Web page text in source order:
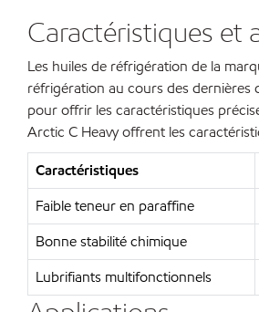
Caractéristiques et
Les huiles de réfrigération de la
réfrigération au cours des dernières
pour offrir les caractéristiques
Arctic C Heavy offrent les
Caractéristiques
Faible teneur en paraffine
Bonne stabilité chimique
Lubrifiants multifonctionnels